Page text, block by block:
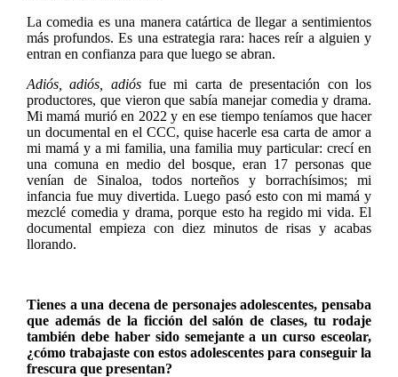
La comedia es una manera catártica de llegar a sentimientos
más profundos. Es una estrategia rara: haces reír a alguien y
entran en confianza para que luego se abran.
Adiós, adiós, adiósfue mi carta de presentación con los
productores, que vieron que sabía manejar comedia y drama.
Mi mamá murió en 2022 y en ese tiempo teníamos que hacer
un documental en el CCC, quise hacerle esa carta de amor a
mi mamá y a mi familia, una familia muy particular: crecí en
una comuna en medio del bosque, eran 17 personas que
venían de Sinaloa, todos norteños y borrachísimos; mi
infancia fue muy divertida. Luego pasó esto con mi mamá y
mezclé comedia y drama, porque esto ha regido mi vida. El
documental empieza con diez minutos de risas y acabas
llorando.
Tienes a una decena de personajes adolescentes, pensaba
que además de la ficción del salón de clases, tu rodaje
también debe haber sido semejante a un curso esceolar,
¿cómo trabajaste con estos adolescentes para conseguir la
frescura que presentan?